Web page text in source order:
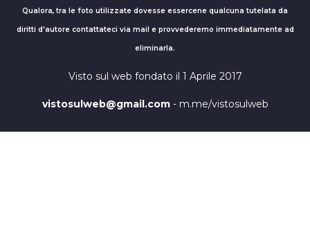
Qualora, tra le foto utilizzate dovesse essercene qualcuna tutelata da
diritti d'autore contattateci via mail e provvederemo immediatamente ad
eliminarla.
Visto sul web fondato il 1 Aprile 2017
vistosulweb@gmail.com- m.me/vistosulweb